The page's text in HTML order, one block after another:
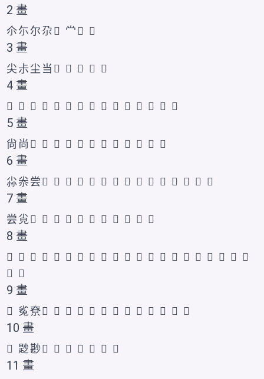
2 畫
尒尓尔尕𡭘 龸𡭗 𰍩
3 畫
尖尗尘 当 𡭛 𡭜 𡭙 𡭚 𭕅
4 畫
𡭞 𡭢 𡭣 𭕆 𡭝 𡭟 𡭠 𡭡 𡭤 𪧿 𫴸 𫴹 𭕇 𰍪 𱚣
5 畫
尙 尚 𠈤 𡭥 𡭦 𡭧 𡭨 𡭩 𪨀 𫴺 𫴻 𭕈 𭕉 𱚤
6 畫
尛尜尝𡭭 𡭮 𡭳 𡭬 𫴼 𡭪 𡭫 𡭯 𡭰 𡭱 𡭲 𫴽 𭕊 𰍫 𱚥
7 畫
尝㝸𡭴 𡭷 𡭸 𡭵 𡭶 𡭹 𡭺 𡭻 𡭼 𪨁 𪨂
8 畫
𡭽 𡭾 𡭿 𡮂 𡮉 𡮀 𡮁 𡮃 𡮄 𡮅 𡮆 𡮇 𡮈 𡮊 𡮋 𡮌 𡮍 𫴾 𫴿 𫵀 𫵁
𫵂 𫵃
9 畫
𫵄 㝹尞𡮎 𡮏 𡮐 𡮑 𡮒 𡮓 𡮔 𡮕 𡮖 𡮗 𫵅 𱚦 𱚧
10 畫
𭕋 尟尠𡮙 𡮚 𠅽 𡮘 𡮛 𡮜 𡮝
11 畫